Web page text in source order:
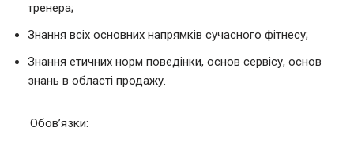
тренера;
Знання всіх основних напрямків сучасного фітнесу;
Знання етичних норм поведінки, основ сервісу, основ
знань в області продажу.
Обов’язки: